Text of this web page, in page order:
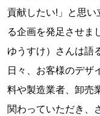
貢献したい!」と思
る企画を発足させま
ゆうすけ）さんは語
日々、お客様のデザ
料や製造業者、卸売
関わっていただき、